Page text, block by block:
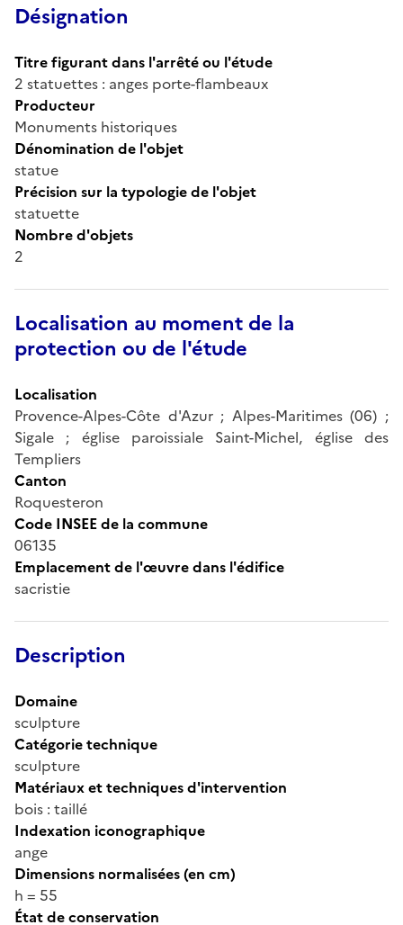
Désignation
Titre figurant dans l'arrêté ou l'étude
2 statuettes : anges porte-flambeaux
Producteur
Monuments historiques
Dénomination de l'objet
statue
Précision sur la typologie de l'objet
statuette
Nombre d'objets
2
Localisation au moment de la
protection ou de l'étude
Localisation
Provence-Alpes-Côte d'Azur ; Alpes-Maritimes (06) ;
Sigale ; église paroissiale Saint-Michel, église des
Templiers
Canton
Roquesteron
Code INSEE de la commune
06135
Emplacement de l'œuvre dans l'édifice
sacristie
Description
Domaine
sculpture
Catégorie technique
sculpture
Matériaux et techniques d'intervention
bois : taillé
Indexation iconographique
ange
Dimensions normalisées (en cm)
h = 55
État de conservation